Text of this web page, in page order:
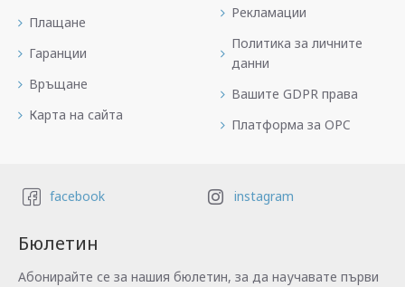
Плащане
Гаранции
Връщане
Карта на сайта
Рекламации
Политика за личните
данни
Вашите GDPR права
Платформа за OPC
facebook instagram
Бюлетин
Абонирайте се за нашия бюлетин, за да научавате първи